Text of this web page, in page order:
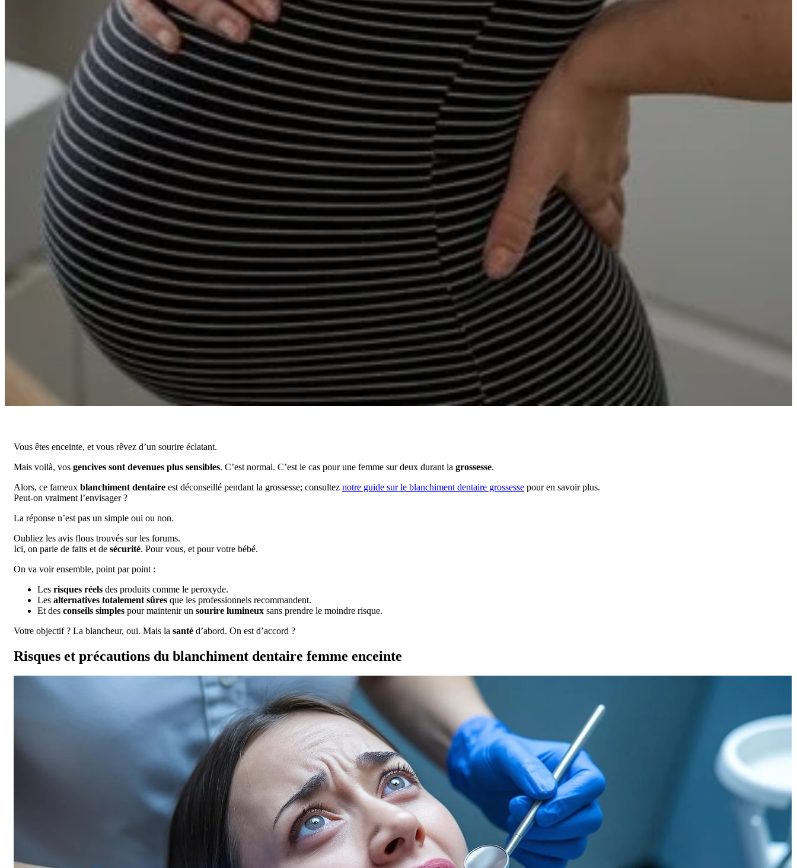
Vous êtes enceinte, et vous rêvez d’un sourire éclatant.
Mais voilà, vos gencives sont devenues plus sensibles. C’est normal. C’est le cas pour une femme sur deux durant la grossesse.
Alors, ce fameux blanchiment dentaire est déconseillé pendant la grossesse; consultez notre guide sur le blanchiment dentaire grossesse pour en savoir plus.
Peut-on vraiment l’envisager ?
La réponse n’est pas un simple oui ou non.
Oubliez les avis flous trouvés sur les forums.
Ici, on parle de faits et de sécurité. Pour vous, et pour votre bébé.
On va voir ensemble, point par point :
Les risques réels des produits comme le peroxyde.
Les alternatives totalement sûres que les professionnels recommandent.
Et des conseils simples pour maintenir un sourire lumineux sans prendre le moindre risque.
Votre objectif ? La blancheur, oui. Mais la santé d’abord. On est d’accord ?
Risques et précautions du blanchiment dentaire femme enceinte